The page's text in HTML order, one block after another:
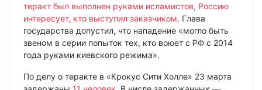
теракт был выполнен руками исламистов, Россию
интересует, кто выступил заказчиком. Глава
государства допустил, что нападение «могло быть
звеном в серии попыток тех, кто воюет с РФ с 2014
года руками киевского режима».
По делу о теракте в «Крокус Сити Холле» 23 марта